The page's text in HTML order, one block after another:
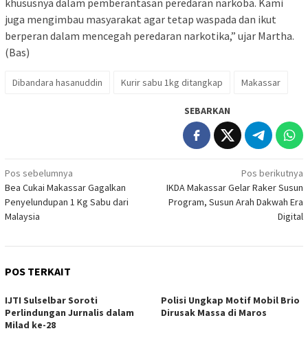
khususnya dalam pemberantasan peredaran narkoba. Kami
juga mengimbau masyarakat agar tetap waspada dan ikut
berperan dalam mencegah peredaran narkotika,” ujar Martha.
(Bas)
Dibandara hasanuddin Kurir sabu 1kg ditangkap Makassar
SEBARKAN
Navigasi
pos
Pos sebelumnya
Bea Cukai Makassar Gagalkan
Penyelundupan 1 Kg Sabu dari
Malaysia
Pos berikutnya
IKDA Makassar Gelar Raker Susun
Program, Susun Arah Dakwah Era
Digital
POS TERKAIT
IJTI Sulselbar Soroti
Perlindungan Jurnalis dalam
Milad ke-28
Polisi Ungkap Motif Mobil Brio
Dirusak Massa di Maros